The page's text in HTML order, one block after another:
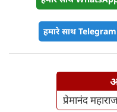
हमारे साथ
प्रेमानंद